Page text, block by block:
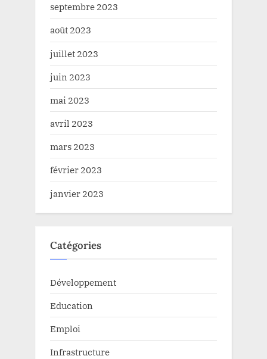
septembre 2023
août 2023
juillet 2023
juin 2023
mai 2023
avril 2023
mars 2023
février 2023
janvier 2023
Catégories
Développement
Education
Emploi
Infrastructure